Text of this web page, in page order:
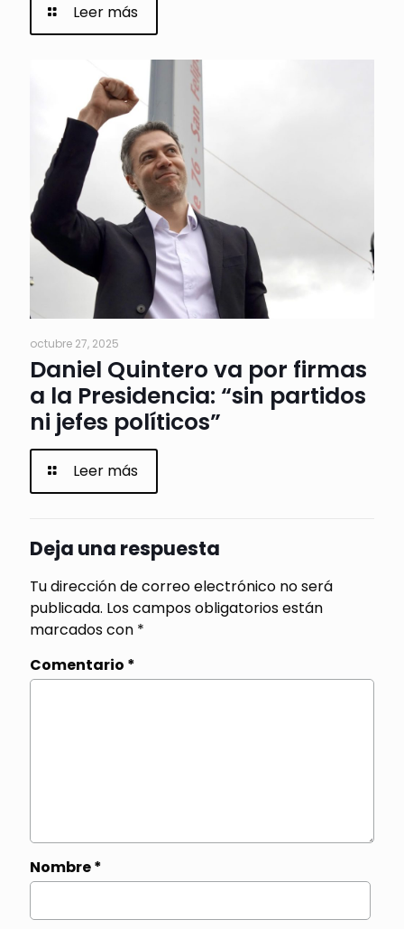
Leer más
octubre 27, 2025
Daniel Quintero va por firmas
a la Presidencia: “sin partidos
ni jefes políticos”
Leer más
Deja una respuesta
Tu dirección de correo electrónico no será
publicada. Los campos obligatorios están
marcados con *
Comentario *
Nombre*